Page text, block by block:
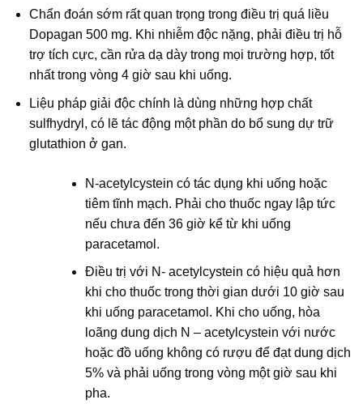
Chẩn đoán sớm rất quan trọng trong điều trị quá liều
Dopagan 500 mg. Khi nhiễm độc nặng, phải điều trị hỗ
trợ tích cực, cần rửa dạ dày trong mọi trường hợp, tốt
nhất trong vòng 4 giờ sau khi uống.
Liệu pháp giải độc chính là dùng những hợp chất
sulfhydryl, có lẽ tác động một phần do bổ sung dự trữ
glutathion ở gan.
N-acetylcystein có tác dụng khi uống hoặc
tiêm tĩnh mạch. Phải cho thuốc ngay lập tức
nếu chưa đến 36 giờ kể từ khi uống
paracetamol.
Điều trị với N- acetylcystein có hiệu quả hơn
khi cho thuốc trong thời gian dưới 10 giờ sau
khi uống paracetamol. Khi cho uống, hòa
loãng dung dịch N – acetylcystein với nước
hoặc đồ uống không có rượu để đạt dung dịch
5% và phải uống trong vòng một giờ sau khi
pha.